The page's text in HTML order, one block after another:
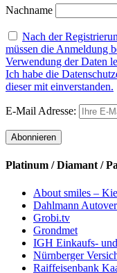
Nachname
Nach der
müssen die Anmeldung
Verwendung der Daten
Ich habe die
dieser mit einverstanden.
E-Mail Adresse:
Platinum / Diamant /
About smiles –
Dahlmann
Grobi.tv
Grondmet
IGH Einkaufs-
Nürnberger
Raiffeisenbank